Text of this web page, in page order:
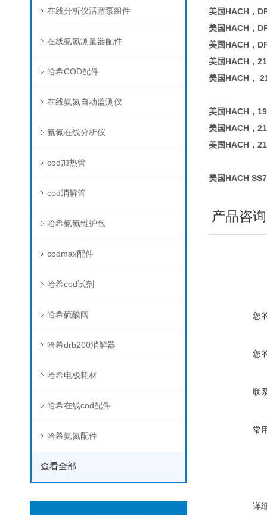
在线分析仪活塞泵组件
在线氨氮测量器配件
哈希COD配件
在线氨氮自动监测仪
氨氮在线分析仪
cod加热管
cod消解管
哈希氨氮维护包
codmax配件
哈希cod试剂
哈希硫酸阀
哈希drb200消解器
哈希电极耗材
哈希在线cod配件
哈希氨氮配件
查看全部
美国HACH，
美国HACH，
美国HACH，
美国HACH，
美国HACH，
美国HACH，
美国HACH，
美国HACH，
美国HACH
产品咨询
您
您
联
常
详